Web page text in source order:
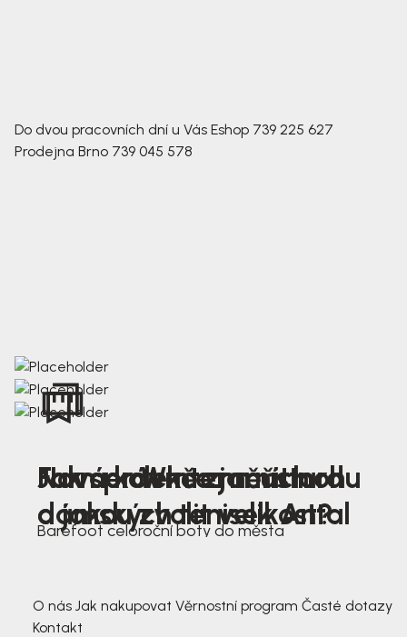
Do dvou pracovních dní u Vás Eshop 739 225 627
Prodejna Brno 739 045 578
Nová kolekce jarních
dámských tenisek Antal
Jak správně změřit nohu
a jakou zvolit velikost?
Farmer Winter mustard
Barefoot celoroční boty do města
O nás Jak nakupovat Věrnostní program Časté dotazy
Kontakt